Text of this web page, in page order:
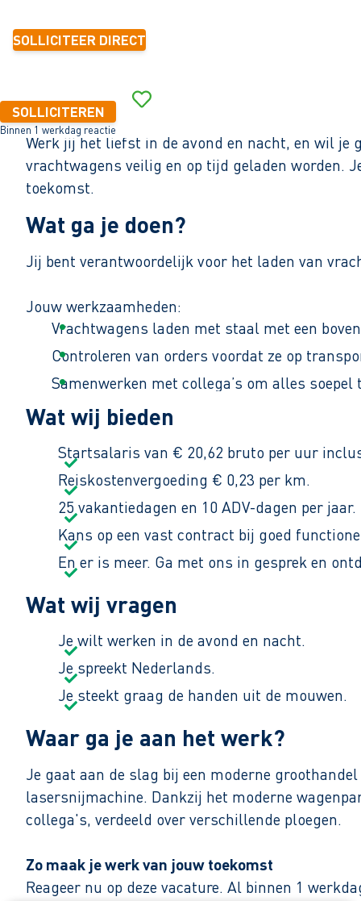
SOLLICITEER DIRECT
SOLLICITEREN
Binnen 1 werkdag reactie
Werk jij het liefst in de avond en nacht, en wil je
vrachtwagens veilig en op tijd geladen worden.
toekomst.
Wat ga je doen?
Jij bent verantwoordelijk voor het laden van
Jouw werkzaamheden:
Vrachtwagens laden met staal met een
Controleren van orders voordat ze op
Samenwerken met collega’s om alles soepel
Je werkt van 17:00 tot ongeveer 02:00 uur. Het
Wat wij bieden
Startsalaris van € 20,62 bruto per uur
Reiskostenvergoeding € 0,23 per km.
25 vakantiedagen en 10 ADV-dagen per jaar.
Kans op een vast contract bij goed
En er is meer. Ga met ons in gesprek en
Wat wij vragen
Je wilt werken in de avond en nacht.
Je spreekt Nederlands.
Je steekt graag de handen uit de mouwen.
Waar ga je aan het werk?
Je gaat aan de slag bij een moderne
lasersnijmachine. Dankzij het moderne
collega's, verdeeld over verschillende ploegen.
Zo maak je werk van jouw toekomst
Reageer nu op deze vacature. Al binnen 1